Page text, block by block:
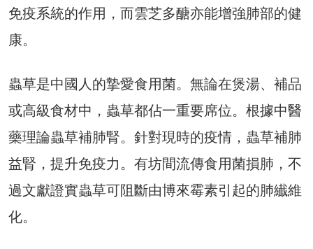
免疫系統的作用，而雲芝多醣亦能增強肺部的健
康。
蟲草是中國人的摯愛食用菌。無論在煲湯、補品
或高級食材中，蟲草都佔一重要席位。根據中醫
藥理論蟲草補肺腎。針對現時的疫情，蟲草補肺
益腎，提升免疫力。有坊間流傳食用菌損肺，不
過文獻證實蟲草可阻斷由博來霉素引起的肺纎維
化。